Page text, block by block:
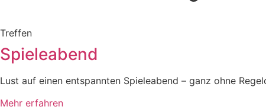
Treffen
Spieleabend
Lust auf einen entspannten Spieleabend – ganz ohne
Mehr erfahren